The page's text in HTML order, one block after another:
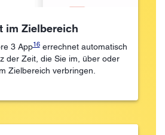
im Zielbereich
3 App16errechnet automatisch
der Zeit, die Sie im, über oder
Zielbereich verbringen.